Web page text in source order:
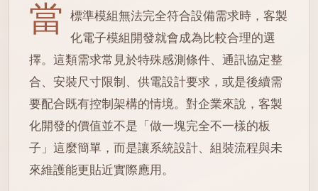
當
標準模組無法完全符合設備需求時，客製
化電子模組開發就會成為比較合理的選
擇。這類需求常見於特殊感測條件、通訊協定整
合、安裝尺寸限制、供電設計要求，或是後續需
要配合既有控制架構的情境。對企業來說，客製
化開發的價值並不是「做一塊完全不一樣的板
子」這麼簡單，而是讓系統設計、組裝流程與未
來維護能更貼近實際應用。